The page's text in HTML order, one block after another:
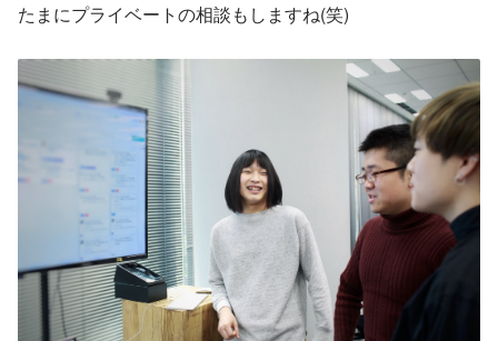
たまにプライベートの相談もしますね(笑)